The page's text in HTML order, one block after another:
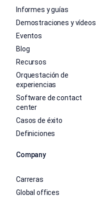
Informes y guías
Demostraciones y vídeos
Eventos
Blog
Recursos
Orquestación de
experiencias
Software de contact
center
Casos de éxito
Definiciones
Company
Carreras
Global offices